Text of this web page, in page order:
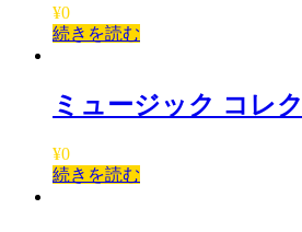
¥0
続きを読む
ミュージック コレ
¥0
続きを読む